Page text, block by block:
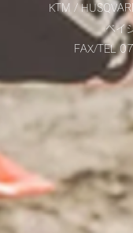
KTM /
ベイ
FAX/TEL